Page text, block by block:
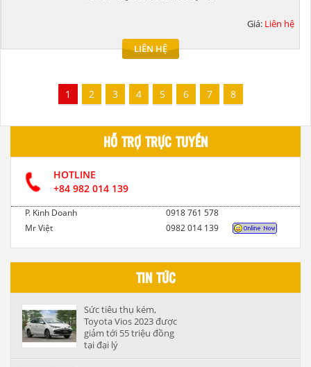
Giá: Liên hệ
LIÊN HỆ
1 2 3 4 5 6 7 8
HỖ TRỢ TRỰC TUYẾN
HOTLINE
+84 982 014 139
P. Kinh Doanh
0918 761 578
Mr Việt
0982 014 139
TIN TỨC
Sức tiêu thụ kém,
Toyota Vios 2023 được
giảm tới 55 triệu đồng
tại đại lý